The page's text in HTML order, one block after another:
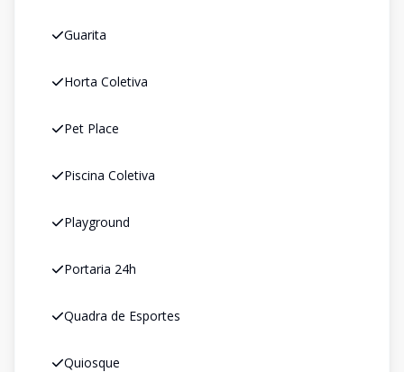
Guarita
Horta Coletiva
Pet Place
Piscina Coletiva
Playground
Portaria 24h
Quadra de Esportes
Quiosque